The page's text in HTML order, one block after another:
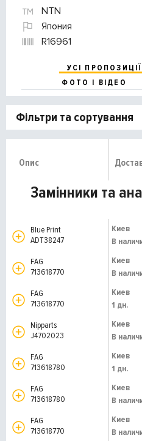
NTN
Япония
R16961
УСІ ПРОПОЗИЦІЇ
ФОТО І ВІДЕО
Фільтри та сортування
Опис
Замінники та
Blue Print
ADT38247
Киев
В
FAG
713618770
Киев
В
FAG
713618770
Киев
1 дн.
Nipparts
J4702023
Киев
В
FAG
713618780
Киев
1 дн.
FAG
713618780
Киев
В
FAG
713618770
Киев
В